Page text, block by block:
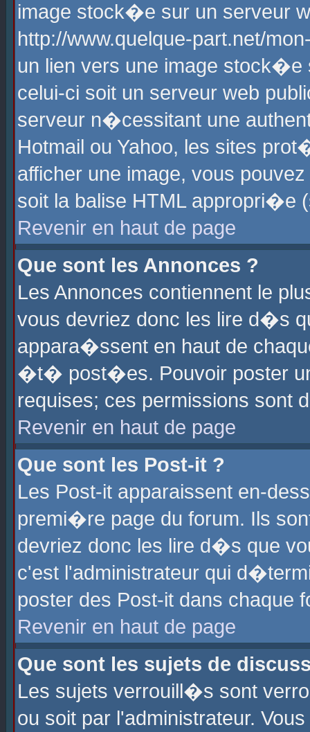
image stock�e sur un serveur
http://www.quelque-part.net/
un lien vers une image
celui-ci soit un serveur web
serveur n�cessitant une
Hotmail ou Yahoo, les sites
afficher une image, vous
soit la balise HTML
Revenir en haut de page
Que sont les Annonces ?
Les Annonces contiennent le
vous devriez donc les lire d�s
appara�ssent en haut de
�t� post�es. Pouvoir poster
requises; ces permissions sont
Revenir en haut de page
Que sont les Post-it ?
Les Post-it apparaissent en-
premi�re page du forum. Ils
devriez donc les lire d�s que
c'est l'administrateur qui
poster des Post-it dans chaque
Revenir en haut de page
Que sont les sujets de
Les sujets verrouill�s sont
ou soit par l'administrateur.